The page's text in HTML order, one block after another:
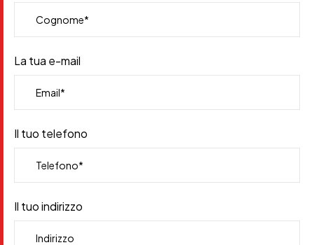
La tua e-mail
Il tuo telefono
Il tuo indirizzo